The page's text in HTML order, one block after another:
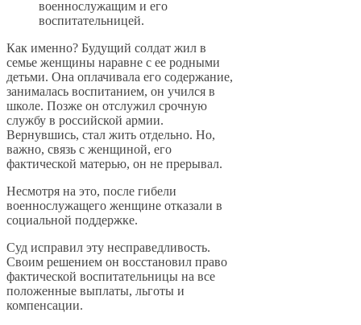
военнослужащим и его
воспитательницей.
Как именно? Будущий солдат жил в
семье женщины наравне с ее родными
детьми. Она оплачивала его содержание,
занималась воспитанием, он учился в
школе. Позже он отслужил срочную
службу в российской армии.
Вернувшись, стал жить отдельно. Но,
важно, связь с женщиной, его
фактической матерью, он не прерывал.
Несмотря на это, после гибели
военнослужащего женщине отказали в
социальной поддержке.
Суд исправил эту несправедливость.
Своим решением он восстановил право
фактической воспитательницы на все
положенные выплаты, льготы и
компенсации.